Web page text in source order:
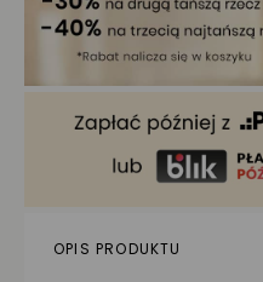
OPIS PRODUKTU